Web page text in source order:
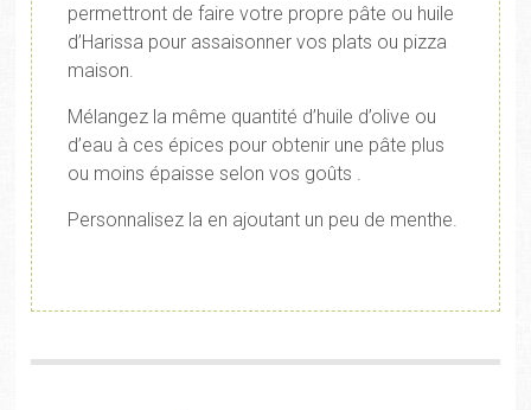
permettront de faire votre propre pâte ou huile
d’Harissa pour assaisonner vos plats ou pizza
maison.
Mélangez la même quantité d’huile d’olive ou
d’eau à ces épices pour obtenir une pâte plus
ou moins épaisse selon vos goûts .
Personnalisez la en ajoutant un peu de menthe.